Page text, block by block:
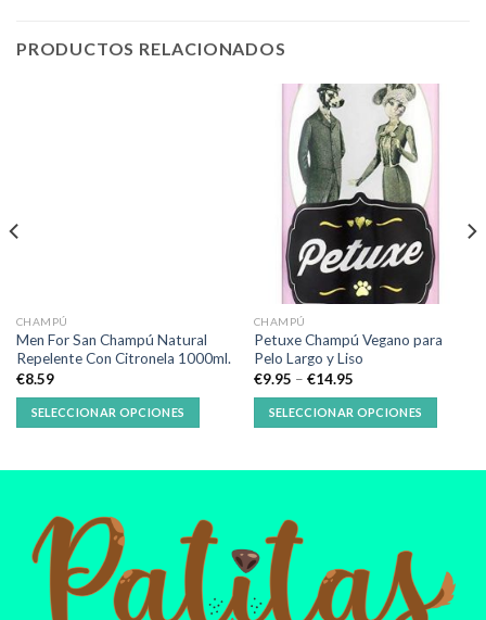
PRODUCTOS RELACIONADOS
CHAMPÚ
Men For San Champú Natural
Repelente Con Citronela 1000ml.
€8.59
SELECCIONAR OPCIONES
CHAMPÚ
Petuxe Champú Vegano para
Pelo Largo y Liso
€9.95 – €14.95
SELECCIONAR OPCIONES